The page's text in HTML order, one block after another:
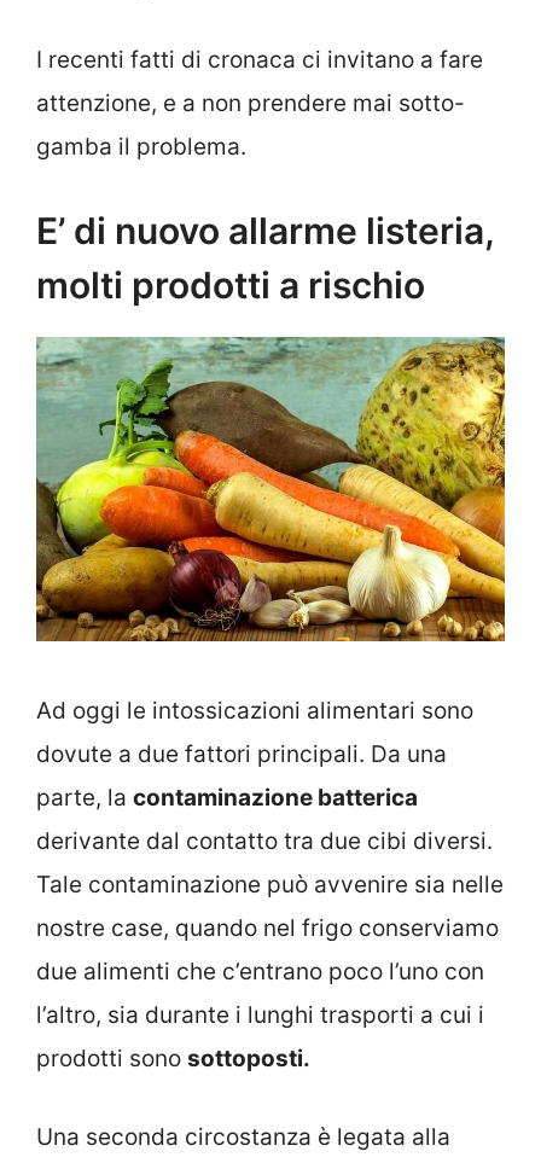
I recenti fatti di cronaca ci invitano a fare
attenzione, e a non prendere mai sotto-
gamba il problema.
E’ di nuovo allarme listeria,
molti prodotti a rischio
Ad oggi le intossicazioni alimentari sono
dovute a due fattori principali. Da una
parte, la contaminazione batterica
derivante dal contatto tra due cibi diversi.
Tale contaminazione può avvenire sia nelle
nostre case, quando nel frigo conserviamo
due alimenti che c’entrano poco l’uno con
l’altro, sia durante i lunghi trasporti a cui i
prodotti sono sottoposti.
Una seconda circostanza è legata alla